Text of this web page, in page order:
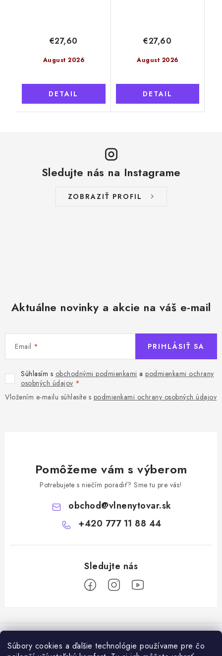
Súbory cookies a ďalšie technológie používame pre čo
August 2026
€27,60
DETAIL
August 2026
€27,60
DETAIL
Sledujte nás na Instagrame
ZOBRAZIŤ PROFIL
Aktuálne novinky a akcie na váš e-mail
Email
Súhlasím s obchodnými podmienkami a podmienkami ochrany
osobných údajov
Vložením e-mailu súhlasíte s podmienkami ochrany osobných údajov
PRIHLÁSIŤ SA
Pomôžeme vám s výberom
Potrebujete s niečím poradiť? Sme tu pre vás!
obchod@vlnenytovar.sk
+420 777 11 88 44
á